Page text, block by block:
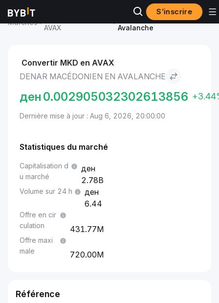
S’inscrire
Marchés
AVAX
Denar macédonien to
Avalanche
Convertir MKD en AVAX
DENAR MACÉDONIEN EN AVALANCHE
ден 0.002905032302613856
Dernière mise à jour : Aug 6, 2026, 20:00:00
Statistiques du marché
Capitalisation d
u marché
2.78B
Volume sur 24 h
6.44
Offre en cir
culation
431.77M
Offre maxi
male
720.00M
Référence